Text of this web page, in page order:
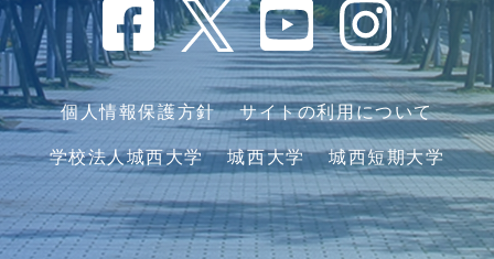
個人情報保護方針 サイトの利用について
学校法人城西大学 城西大学 城西短期大学